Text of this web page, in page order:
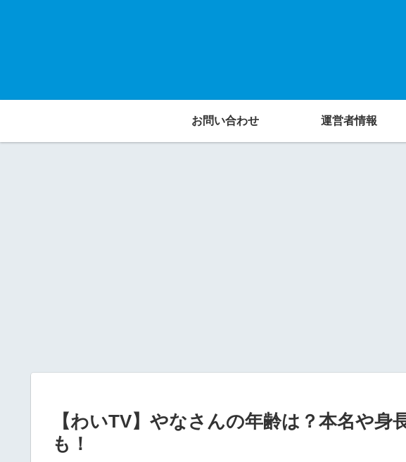
お問い合わせ 運営者情報
【わいTV】やなさんの年齢は？本名や身
も！